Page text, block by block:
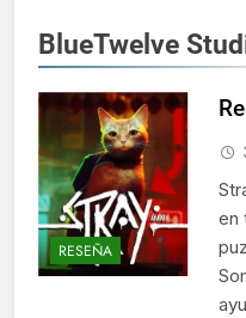
BlueTwelve
RESEÑA
en